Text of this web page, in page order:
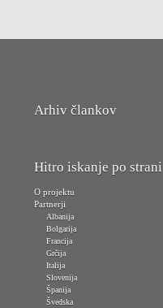
Arhiv člankov
Hitro iskanje po strani
O projektu
Partnerji
Albanija
Bolgarija
Francija
Grčija
Italija
Slovenija
Španija
Švedska